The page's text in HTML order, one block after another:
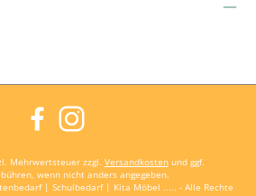
FacebookInstagram
Mehrwertsteuer zzgl. Versandkostenund ggf.
wenn nicht anders angegeben.
| Schulbedarf | Kita Möbel ..... - Alle Rechte